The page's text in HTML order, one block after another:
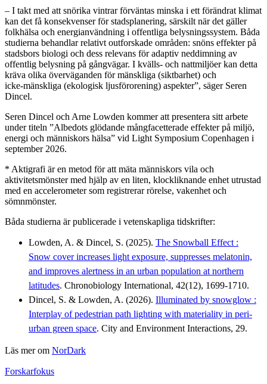
– I takt med att snörika vintrar förväntas minska i ett förändrat klimat
kan det få konsekvenser för stadsplanering, särskilt när det gäller
folkhälsa och energianvändning i offentliga belysningssystem. Båda
studierna behandlar relativt outforskade områden: snöns effekter på
stadsbors biologi och dess relevans för adaptiv neddimning av
offentlig belysning på gångvägar. I kvälls- och nattmiljöer kan detta
kräva olika överväganden för mänskliga (siktbarhet) och
icke‑mänskliga (ekologisk ljusförorening) aspekter”, säger Seren
Dincel.
Seren Dincel och Arne Lowden kommer att presentera sitt arbete
under titeln ”Albedots glödande mångfacetterade effekter på miljö,
energi och människors hälsa” vid Light Symposium Copenhagen i
september 2026.
* Aktigrafi är en metod för att mäta människors vila och
aktivitetsmönster med hjälp av en liten, klockliknande enhet utrustad
med en accelerometer som registrerar rörelse, vakenhet och
sömnmönster.
Båda studierna är publicerade i vetenskapliga tidskrifter:
Lowden, A. & Dincel, S. (2025). The Snowball Effect :
Snow cover increases light exposure, suppresses melatonin,
and improves alertness in an urban population at northern
latitudes. Chronobiology International, 42(12), 1699-1710.
Dincel, S. & Lowden, A. (2026). Illuminated by snowglow :
Interplay of pedestrian path lighting with materiality in peri-
urban green space. City and Environment Interactions, 29.
Läs mer om NorDark
Forskarfokus